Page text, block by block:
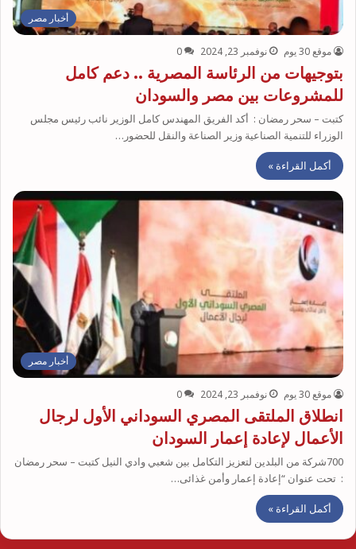
أخبار مصر
موقع 30 يوم نوفمبر 23, 2024 0
بتوجيهات من الرئاسة المصرية .. دعم كامل
للمشروعات بين مصر والسودان
كتبت – سحر رمضان : أكد الفريق المهندس كامل الوزير نائب رئيس مجلس
الوزراء للتنمية الصناعية وزير الصناعة والنقل للحضور…
أكمل القراءة »
أخبار مصر
موقع 30 يوم نوفمبر 23, 2024 0
انطلاق الملتقى المصري السوداني الأول لرجال
الأعمال لإعادة إعمار السودان
700شركة من البلدين لتعزيز التكامل بين شعبي وادي النيل كتبت – سحر رمضان
: تحت عنوان “إعادة إعمار وأمن غذائى…
أكمل القراءة »